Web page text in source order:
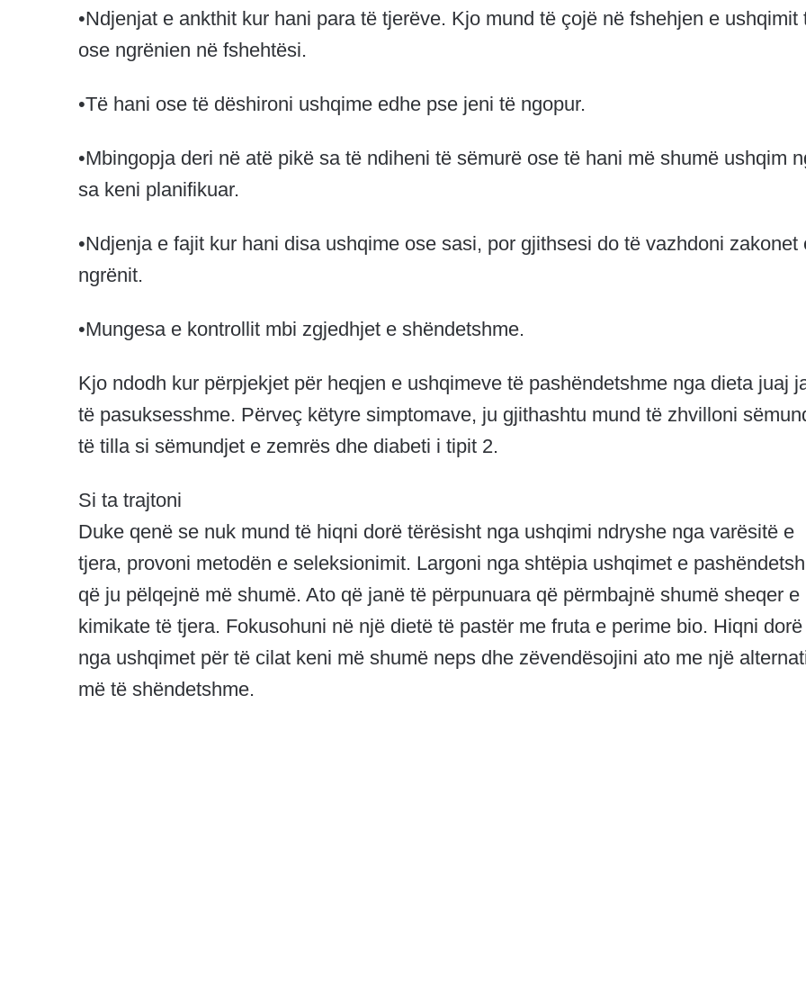
•Ndjenjat e ankthit kur hani para të tjerëve. Kjo mund të çojë në fshehjen e ushqimit
ose ngrënien në fshehtësi.
•Të hani ose të dëshironi ushqime edhe pse jeni të ngopur.
•Mbingopja deri në atë pikë sa të ndiheni të sëmurë ose të hani më shumë ushqim
sa keni planifikuar.
•Ndjenja e fajit kur hani disa ushqime ose sasi, por gjithsesi do të vazhdoni zakonet
ngrënit.
•Mungesa e kontrollit mbi zgjedhjet e shëndetshme.
Kjo ndodh kur përpjekjet për heqjen e ushqimeve të pashëndetshme nga dieta juaj
të pasuksesshme. Përveç këtyre simptomave, ju gjithashtu mund të zhvilloni
të tilla si sëmundjet e zemrës dhe diabeti i tipit 2.
Si ta trajtoni
Duke qenë se nuk mund të hiqni dorë tërësisht nga ushqimi ndryshe nga varësitë e
tjera, provoni metodën e seleksionimit. Largoni nga shtëpia ushqimet e
që ju pëlqejnë më shumë. Ato që janë të përpunuara që përmbajnë shumë sheqer e
kimikate të tjera. Fokusohuni në një dietë të pastër me fruta e perime bio. Hiqni dorë
nga ushqimet për të cilat keni më shumë neps dhe zëvendësojini ato me një
më të shëndetshme.